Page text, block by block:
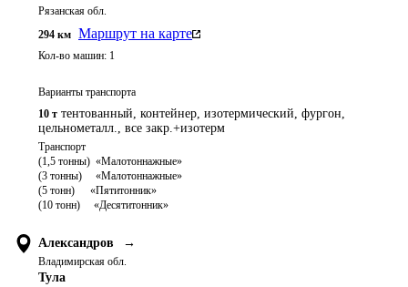
Рязанская обл.
294 км Маршрут на карте
Кол-во машин: 1
Варианты транспорта
10 т тентованный, контейнер, изотермический, фургон,
цельнометалл., все закр.+изотерм
Транспорт
(1,5 тонны)  «Малотоннажные»
(3 тонны)     «Малотоннажные»
(5 тонн)	   «Пятитонник»
Александров →
Владимирская обл.
Тула